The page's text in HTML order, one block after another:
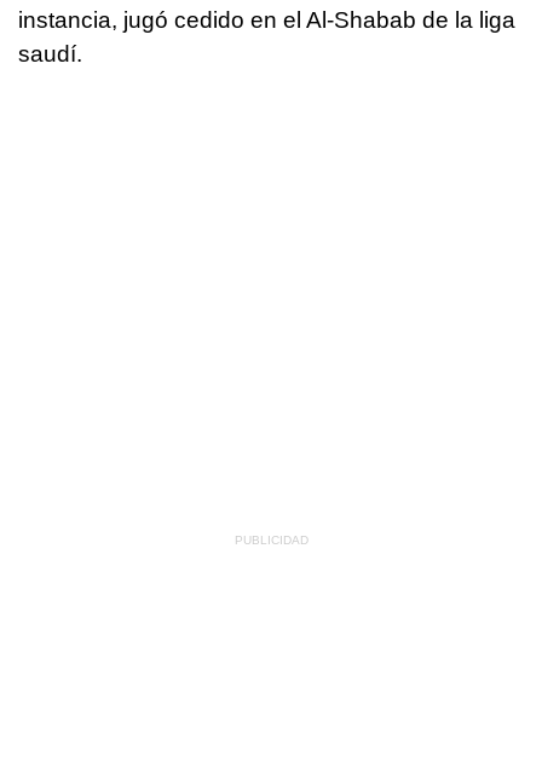
instancia, jugó cedido en el Al-Shabab de la liga
saudí.